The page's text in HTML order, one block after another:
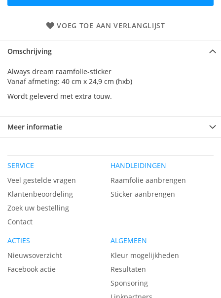
VOEG TOE AAN VERLANGLIJST
Omschrijving
Always dream raamfolie-sticker
Vanaf afmeting: 40 cm x 24,9 cm (hxb)
Wordt geleverd met extra touw.
Meer informatie
SERVICE
Veel gestelde vragen
Klantenbeoordeling
Zoek uw bestelling
Contact
HANDLEIDINGEN
Raamfolie aanbrengen
Sticker aanbrengen
ACTIES
Nieuwsoverzicht
Facebook actie
ALGEMEEN
Kleur mogelijkheden
Resultaten
Sponsoring